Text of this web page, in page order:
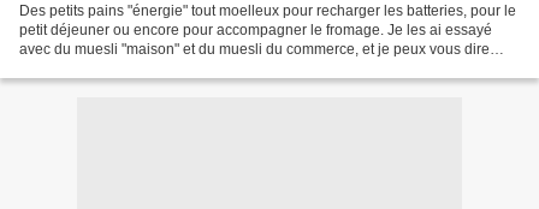
Des petits pains "énergie" tout moelleux pour recharger les batteries, pour le
petit déjeuner ou encore pour accompagner le fromage. Je les ai essayé
avec du muesli "maison" et du muesli du commerce, et je peux vous dire